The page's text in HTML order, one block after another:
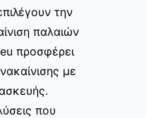
την
παλαιών
προσφέρει
με
που